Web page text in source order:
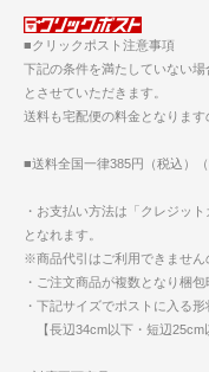
■クリックポスト注意事項
下記の条件を満たしていない
とさせていただきます。
送料も宅配便の料金となります
■送料全国一律385円（税込）
・お支払い方法は「クレジッ
となれます。
※商品代引はご利用できません
・ご注文商品が複数となり梱
・下記サイズでポストに入る
【長辺34cm以下・短辺25cm